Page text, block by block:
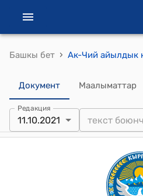
Башкы бет ›
Документ Маалыматтар
Редакция
11.10.2021